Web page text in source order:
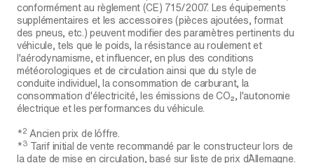
conformément au règlement (CE) 715/2007. Les équipements
supplémentaires et les accessoires (pièces ajoutées, format
des pneus, etc.) peuvent modifier des paramètres pertinents du
véhicule, tels que le poids, la résistance au roulement et
l'aérodynamisme, et influencer, en plus des conditions
météorologiques et de circulation ainsi que du style de
conduite individuel, la consommation de carburant, la
consommation d'électricité, les émissions de CO₂, l'autonomie
électrique et les performances du véhicule.
*2 Ancien prix de l´offre.
*3 Tarif initial de vente recommandé par le constructeur lors de
la date de mise en circulation, basé sur liste de prix d´Allemagne.